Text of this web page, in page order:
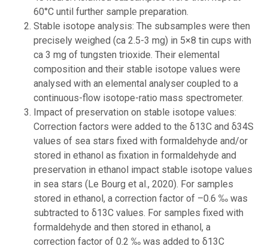
60°C until further sample preparation.
Stable isotope analysis: The subsamples were then
precisely weighed (ca 2.5-3 mg) in 5×8 tin cups with
ca 3 mg of tungsten trioxide. Their elemental
composition and their stable isotope values were
analysed with an elemental analyser coupled to a
continuous-flow isotope-ratio mass spectrometer.
Impact of preservation on stable isotope values:
Correction factors were added to the δ13C and δ34S
values of sea stars fixed with formaldehyde and/or
stored in ethanol as fixation in formaldehyde and
preservation in ethanol impact stable isotope values
in sea stars (Le Bourg et al., 2020). For samples
stored in ethanol, a correction factor of –0.6 ‰ was
subtracted to δ13C values. For samples fixed with
formaldehyde and then stored in ethanol, a
correction factor of 0.2 ‰ was added to δ13C